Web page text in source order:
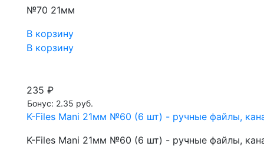
№70 21мм
В корзину
В корзину
235 ₽
Бонус: 2.35 руб.
K-Files Mani 21мм №60 (6 шт) - ручные файлы,
K-Files Mani 21мм №60 (6 шт) - ручные файлы,